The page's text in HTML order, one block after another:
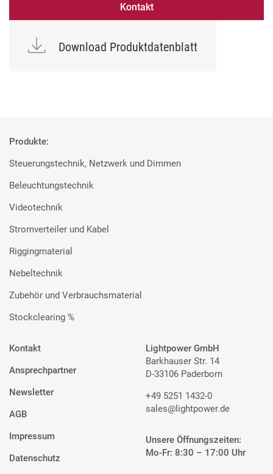
Kontakt
Download Produktdatenblatt
Produkte:
Steuerungstechnik, Netzwerk und Dimmen
Beleuchtungstechnik
Videotechnik
Stromverteiler und Kabel
Riggingmaterial
Nebeltechnik
Zubehör und Verbrauchsmaterial
Stockclearing %
Kontakt
Ansprechpartner
Newsletter
AGB
Impressum
Datenschutz
Lightpower GmbH
Barkhauser Str. 14
D-33106 Paderborn
+49 5251 1432-0
sales@lightpower.de
Unsere Öffnungszeiten:
Mo-Fr: 8:30 – 17:00 Uhr